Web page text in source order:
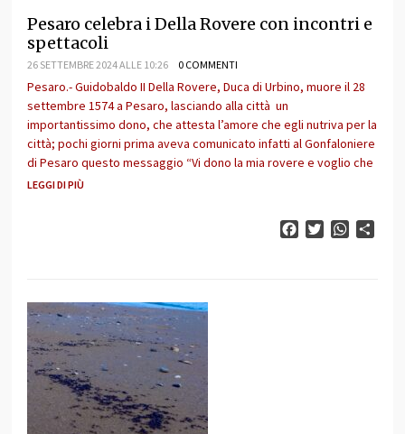
Pesaro celebra i Della Rovere con incontri e
spettacoli
26 SETTEMBRE 2024 ALLE 10:26 0 COMMENTI
Pesaro.- Guidobaldo II Della Rovere, Duca di Urbino, muore il 28
settembre 1574 a Pesaro, lasciando alla città un
importantissimo dono, che attesta l’amore che egli nutriva per la
città; pochi giorni prima aveva comunicato infatti al Gonfaloniere
di Pesaro questo messaggio “Vi dono la mia rovere e voglio che
LEGGI DI PIÙ
FacebookTwitter